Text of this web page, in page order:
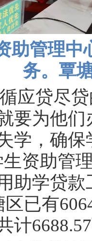
助管理中
务。覃
应贷尽
要为他
学，确
资助管
助学贷
区已有
计